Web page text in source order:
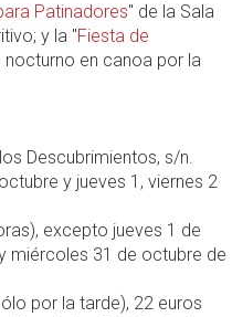
Patinadores" de la Sala
y la "Fiesta de
nocturno en canoa por la
Descubrimientos, s/n.
y jueves 1, viernes 2
excepto jueves 1 de
miércoles 31 de octubre de
por la tarde), 22 euros